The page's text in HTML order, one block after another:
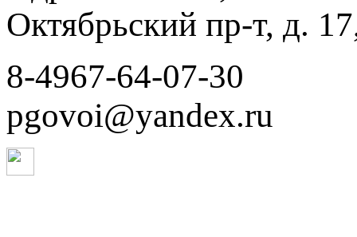
Октябрьский пр-т, д.
8-4967-64-07-30
pgovoi@yandex.ru